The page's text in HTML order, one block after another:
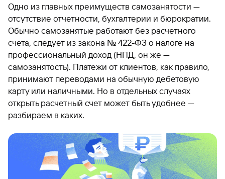
Одно из главных преимуществ самозанятости —
отсутствие отчетности, бухгалтерии и бюрократии.
Обычно самозанятые работают без расчетного
счета, следует из закона № 422-ФЗ о налоге на
профессиональный доход (НПД, он же —
самозанятость). Платежи от клиентов, как правило,
принимают переводами на обычную дебетовую
карту или наличными. Но в отдельных случаях
открыть расчетный счет может быть удобнее —
разбираем в каких.